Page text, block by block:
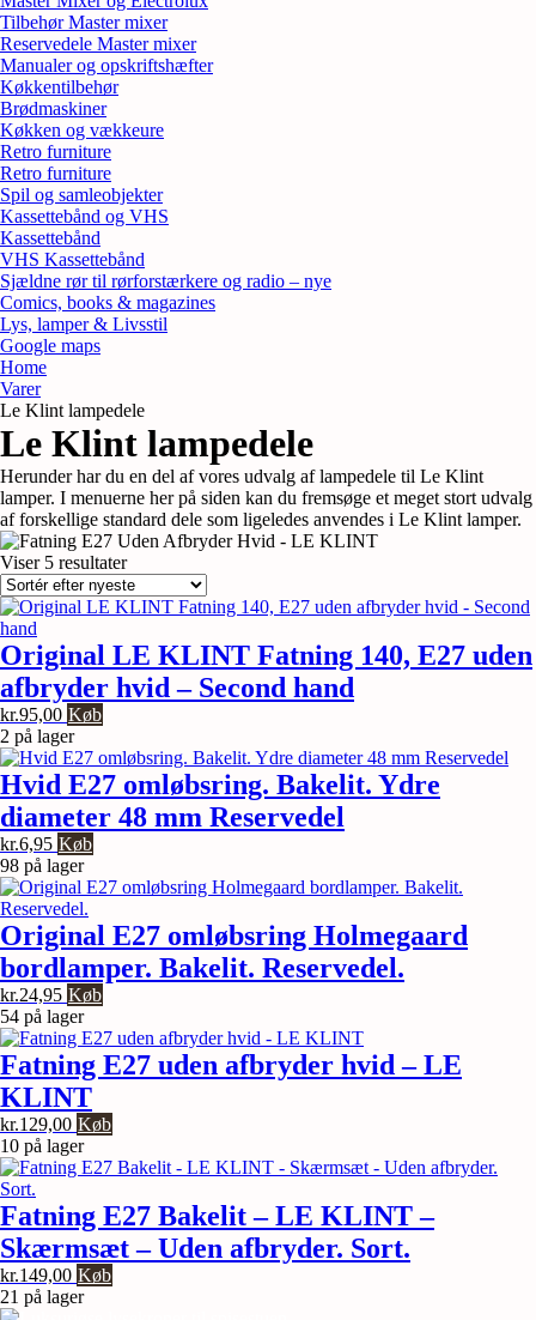
Tilbehør Master mixer
Reservedele Master mixer
Manualer og opskriftshæfter
Køkkentilbehør
Brødmaskiner
Køkken og vækkeure
Retro furniture
Retro furniture
Spil og samleobjekter
Kassettebånd og VHS
Kassettebånd
VHS Kassettebånd
Sjældne rør til rørforstærkere og radio – nye
Comics, books & magazines
Lys, lamper & Livsstil
Google maps
Home
Varer
Le Klint lampedele
Le Klint lampedele
Herunder har du en del af vores udvalg af lampedele til Le Klint
lamper. I menuerne her på siden kan du fremsøge et meget stort udvalg
af forskellige standard dele som ligeledes anvendes i Le Klint lamper.
Viser 5 resultaterSorteret
efter
seneste
Original LE KLINT Fatning 140, E27 uden
afbryder hvid – Second hand
kr.95,00 Køb
2 på lager
Hvid E27 omløbsring. Bakelit. Ydre
diameter 48 mm Reservedel
kr.6,95 Køb
98 på lager
Original E27 omløbsring Holmegaard
bordlamper. Bakelit. Reservedel.
kr.24,95 Køb
54 på lager
Fatning E27 uden afbryder hvid – LE
KLINT
kr.129,00 Køb
10 på lager
Fatning E27 Bakelit – LE KLINT –
Skærmsæt – Uden afbryder. Sort.
kr.149,00 Køb
21 på lager